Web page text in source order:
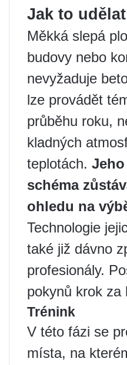
Jak to
Měkká slepá
budovy nebo
nevyžaduje
lze provádět
průběhu roku,
kladných
teplotách.
schéma
ohledu na
Technologie
také již dávno
profesionály.
pokynů krok za
Trénink
V této fázi se
místa, na